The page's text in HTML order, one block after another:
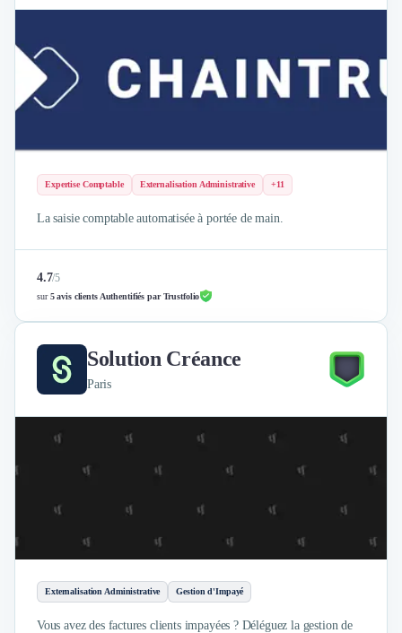
Nettoyage & Ménage
Espaces de Coworking
Expertise Comptable Externalisation Administrative +11
La saisie comptable automatisée à portée de main.
4.7/5
sur5 avis clients Authentifiés par Trustfolio
Solution Créance
Paris
Externalisation Administrative Gestion d'Impayé
Vous avez des factures clients impayées ? Déléguez la gestion de